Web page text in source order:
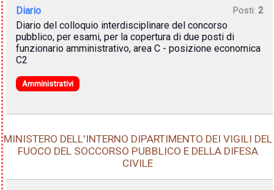
Diario Posti: 2
Diario del colloquio interdisciplinare del concorso
pubblico, per esami, per la copertura di due posti di
funzionario amministrativo, area C - posizione economica
C2
Amministrativi
MINISTERO DELL'INTERNO DIPARTIMENTO DEI VIGILI DEL
FUOCO DEL SOCCORSO PUBBLICO E DELLA DIFESA
CIVILE